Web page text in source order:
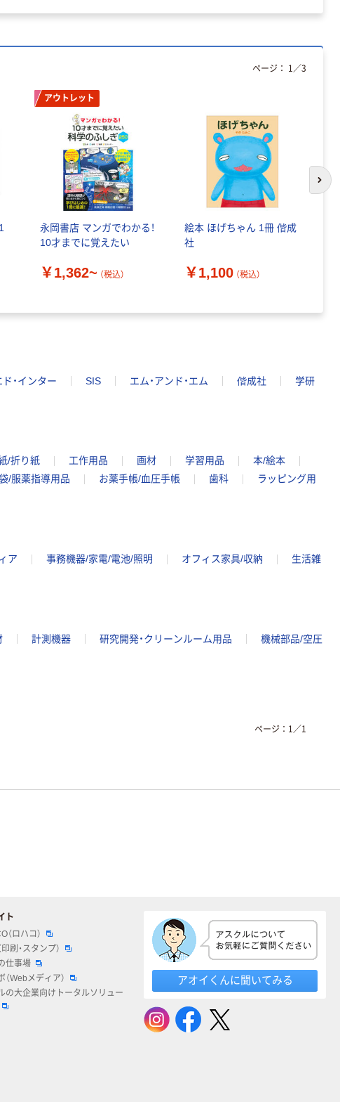
アウトレット
永岡書店 マンガでわかる！
10才までに覚えたい
￥1,362~ （税込）
絵本 ほげちゃん 1冊 偕成
社
￥1,100 （税込）
ページ： 1 ／3
次
ド・インター SIS エム・アンド・エム 偕成社
学研
/折り紙 工作用品 画材 学習用品
本/絵本
/服薬指導用品 お薬手帳/血圧手帳 歯科
ラッピング用
ア 事務機器/家電/電池/照明 オフィス家具/収納
生活雑
計測機器 研究開発・クリーンルーム用品
機械部品/空圧
ページ： 1 ／1
ト
（ロハコ）
刷・スタンプ）
仕事場
（Webメディア）
の大企業向けトータルソリュー
アオイくんに聞いてみる